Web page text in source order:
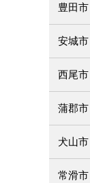
豊田市
安城市
西尾市
蒲郡市
犬山市
常滑市